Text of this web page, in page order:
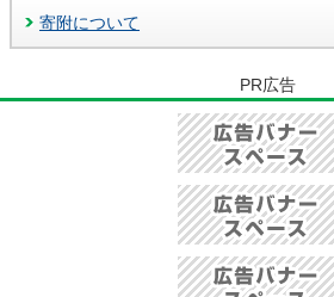
寄附について
PR広告